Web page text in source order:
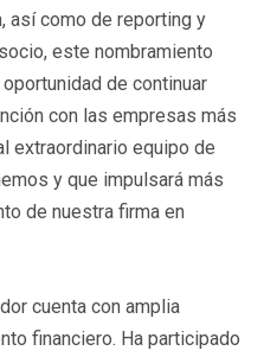
así como de reporting y
este nombramiento
de continuar
con las empresas más
extraordinario equipo de
y que impulsará más
de nuestra firma en
cuenta con amplia
financiero. Ha participado